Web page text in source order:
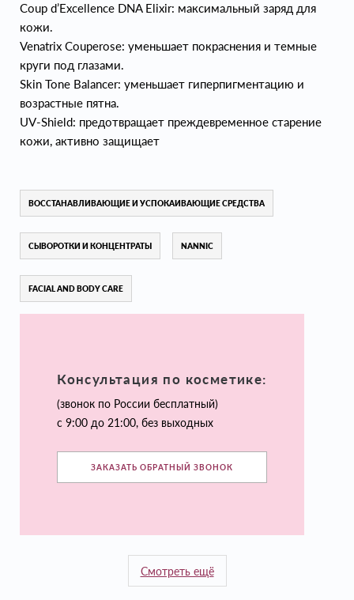
Coup d’Excellence DNA Elixir: максимальный заряд для
кожи.
Venatrix Couperose: уменьшает покраснения и темные
круги под глазами.
Skin Tone Balancer: уменьшает гиперпигментацию и
возрастные пятна.
UV-Shield: предотвращает преждевременное старение
кожи, активно защищает
ВОССТАНАВЛИВАЮЩИЕ И УСПОКАИВАЮЩИЕ СРЕДСТВА
СЫВОРОТКИ И КОНЦЕНТРАТЫ NANNIC
FACIAL AND BODY CARE
Консультация по косметике:
(звонок по России бесплатный)
с 9:00 до 21:00, без выходных
ЗАКАЗАТЬ ОБРАТНЫЙ ЗВОНОК
Смотреть ещё